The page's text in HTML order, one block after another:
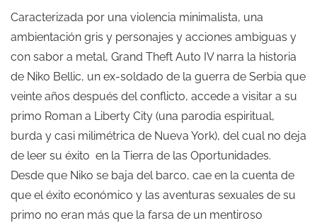
Caracterizada por una violencia minimalista, una
ambientación gris y personajes y acciones ambiguas y
con sabor a metal, Grand Theft Auto IV narra la historia
de Niko Bellic, un ex-soldado de la guerra de Serbia que
veinte años después del conflicto, accede a visitar a su
primo Roman a Liberty City (una parodia espiritual,
burda y casi milimétrica de Nueva York), del cual no deja
de leer su éxito en la Tierra de las Oportunidades.
Desde que Niko se baja del barco, cae en la cuenta de
que el éxito económico y las aventuras sexuales de su
primo no eran más que la farsa de un mentiroso